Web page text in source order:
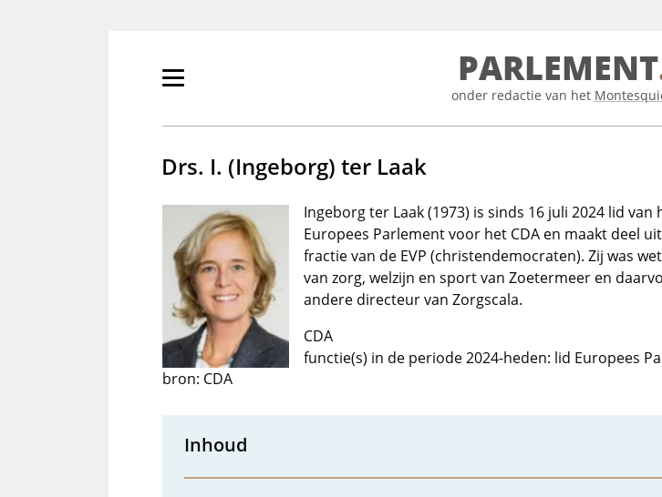
Primair
tonen/verbergen
PARLEMENT
onder redactie van het
Drs. I. (Ingeborg) ter Laak
bron: CDA
Ingeborg ter Laak (1973) is sinds 16 juli 2024 lid van
Europees Parlement voor het CDA en maakt deel
fractie van de EVP (christendemocraten). Zij was
van zorg, welzijn en sport van Zoetermeer en
andere directeur van Zorgscala.
CDA
functie(s) in de periode 2024-heden: lid Europees
Inhoud